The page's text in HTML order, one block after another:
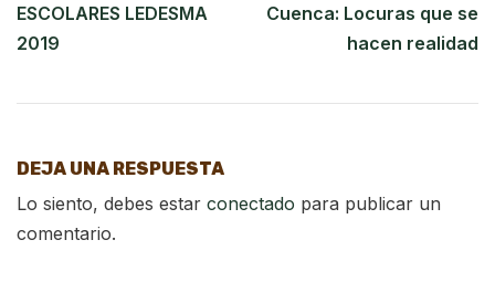
ESCOLARES LEDESMA
2019
Cuenca: Locuras que se
hacen realidad
DEJA UNA RESPUESTA
Lo siento, debes estar conectado para publicar un
comentario.